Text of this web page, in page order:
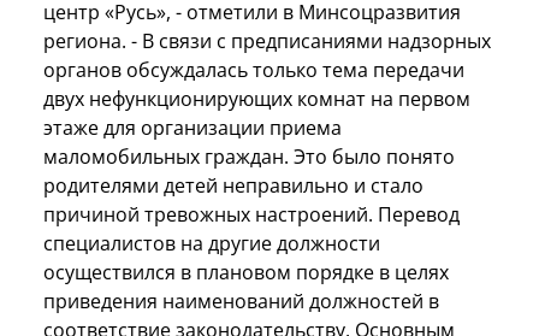
центр «Русь», - отметили в Минсоцразвития
региона. - В связи с предписаниями надзорных
органов обсуждалась только тема передачи
двух нефункционирующих комнат на первом
этаже для организации приема
маломобильных граждан. Это было понято
родителями детей неправильно и стало
причиной тревожных настроений. Перевод
специалистов на другие должности
осуществился в плановом порядке в целях
приведения наименований должностей в
соответствие законодательству. Основным